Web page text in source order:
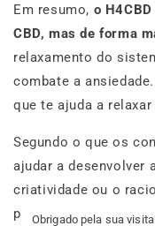
Em resumo, o
CBD, mas de forma
relaxamento do
combate a
que te ajuda a
Segundo o que os
ajudar a desenvolver
criatividade ou o
psicoativo e gera um
Obrigado pela sua